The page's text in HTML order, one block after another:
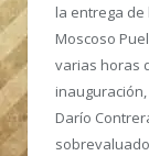
la entrega de
Moscoso
varias horas
Darío